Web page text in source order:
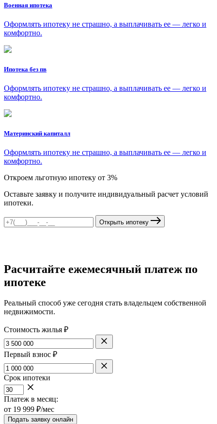
Военная ипотека
Оформлять ипотеку не страшно, а выплачивать ее — легко и
комфортно.
Ипотека без пв
Оформлять ипотеку не страшно, а выплачивать ее — легко и
комфортно.
Материнский капиталл
Оформлять ипотеку не страшно, а выплачивать ее — легко и
комфортно.
Откроем льготную ипотеку от 3%
Оставьте заявку и получите индивидуальный расчет условий
ипотеки.
Открыть ипотеку
Расчитайте ежемесячный платеж по
ипотеке
Реальный способ уже сегодня стать владельцем собственной
недвижимости.
Стоимость жилья ₽
Первый взнос ₽
Срок ипотеки
Платеж в месяц:
от 19 999 ₽/мес
Подать заявку онлайн